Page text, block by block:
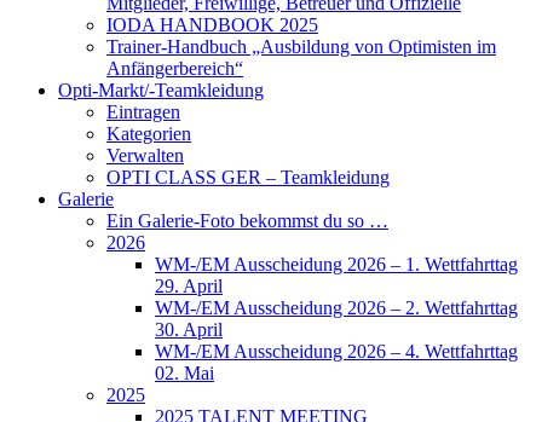
IODA HANDBOOK 2025
Trainer-Handbuch „Ausbildung von Optimisten im
Anfängerbereich“
Opti-Markt/-Teamkleidung
Eintragen
Kategorien
Verwalten
OPTI CLASS GER – Teamkleidung
Galerie
Ein Galerie-Foto bekommst du so …
2026
WM-/EM Ausscheidung 2026 – 1. Wettfahrttag
29. April
WM-/EM Ausscheidung 2026 – 2. Wettfahrttag
30. April
WM-/EM Ausscheidung 2026 – 4. Wettfahrttag
02. Mai
2025
2025 TALENT MEETING